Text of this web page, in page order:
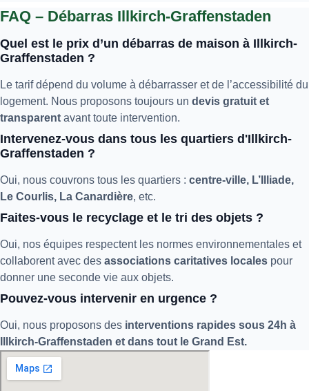
FAQ – Débarras Illkirch-Graffenstaden
Quel est le prix d’un débarras de maison à Illkirch-
Graffenstaden ?
Le tarif dépend du volume à débarrasser et de l’accessibilité du
logement. Nous proposons toujours un devis gratuit et
transparent avant toute intervention.
Intervenez-vous dans tous les quartiers d'Illkirch-
Graffenstaden ?
Oui, nous couvrons tous les quartiers : centre-ville, L’Illiade,
Le Courlis, La Canardière, etc.
Faites-vous le recyclage et le tri des objets ?
Oui, nos équipes respectent les normes environnementales et
collaborent avec des associations caritatives locales pour
donner une seconde vie aux objets.
Pouvez-vous intervenir en urgence ?
Oui, nous proposons des interventions rapides sous 24h à
Illkirch-Graffenstaden et dans tout le Grand Est.